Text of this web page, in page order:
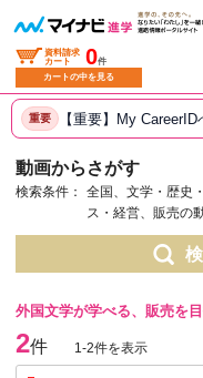
資料請求
カート
0件
カートの中を見る
重要 【重要】My
動画からさがす
検索条件：
全国、文学・歴史
ス・経営、販売の
外国文学が学べる、販売を
2件 1-2件を表示